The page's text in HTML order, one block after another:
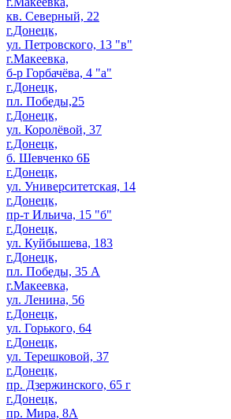
кв. Северный, 22
г.Донецк,
ул. Петровского, 13 "в"
г.Макеевка,
б-р Горбачёва, 4 "а"
г.Донецк,
пл. Победы,25
г.Донецк,
ул. Королёвой, 37
г.Донецк,
б. Шевченко 6Б
г.Донецк,
ул. Университетская, 14
г.Донецк,
пр-т Ильича, 15 "б"
г.Донецк,
ул. Куйбышева, 183
г.Донецк,
пл. Победы, 35 А
г.Макеевка,
ул. Ленина, 56
г.Донецк,
ул. Горького, 64
г.Донецк,
ул. Терешковой, 37
г.Донецк,
пр. Дзержинского, 65 г
г.Донецк,
пр. Мира, 8А